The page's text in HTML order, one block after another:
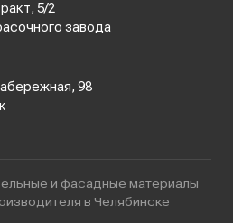
5/2
завода
98
и фасадные материалы
в Челябинске